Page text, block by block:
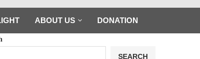
ABOUT US DONATION
SEARCH